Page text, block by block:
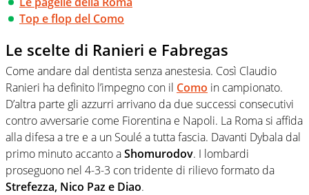
Top e flop del Como
Le scelte di Ranieri e Fabregas
Come andare dal dentista senza anestesia. Così Claudio
Ranieri ha definito l’impegno con il Como in campionato.
D’altra parte gli azzurri arrivano da due successi consecutivi
contro avversarie come Fiorentina e Napoli. La Roma si affida
alla difesa a tre e a un Soulé a tutta fascia. Davanti Dybala dal
primo minuto accanto aShomurodov. I lombardi
proseguono nel 4-3-3 con tridente di rilievo formato da
Strefezza, Nico Paz e Diao.